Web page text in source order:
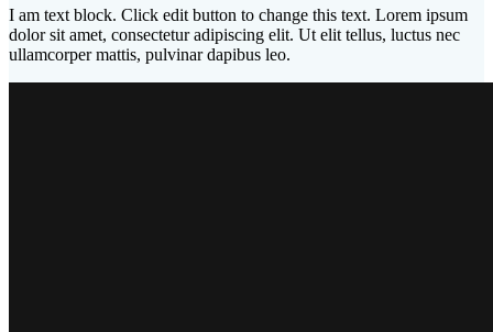
I am text block. Click edit button to change this text. Lorem ipsum
dolor sit amet, consectetur adipiscing elit. Ut elit tellus, luctus nec
ullamcorper mattis, pulvinar dapibus leo.